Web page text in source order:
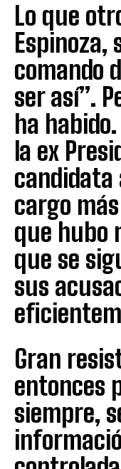
Lo que
Espinoza,
comando
ser así”.
ha
la ex
candidata
cargo
que hubo
que se
sus
Gran
entonces
siempre,